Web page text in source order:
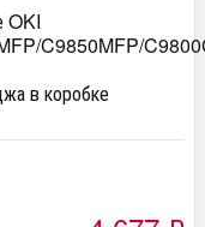
OKI
C9850MFP/
в коробке